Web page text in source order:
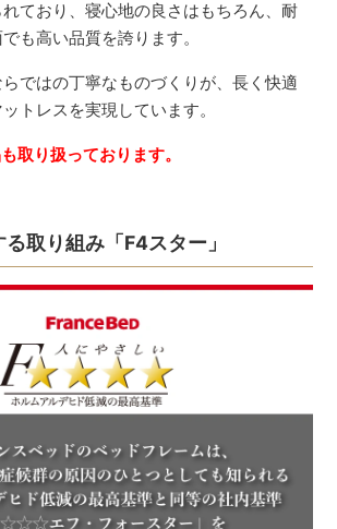
ており、寝心地の良さはもちろん、耐
も高い品質を誇ります。
ではの丁寧なものづくりが、長く快適
トレスを実現しています。
取り扱っております。
取り組み「F4スター」